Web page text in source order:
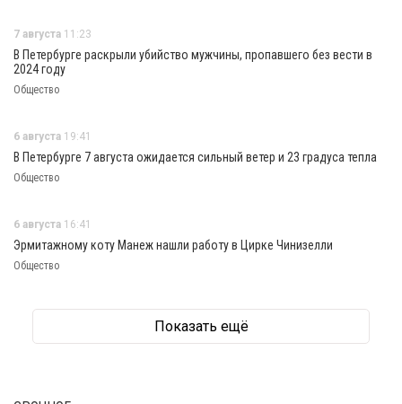
7 августа 11:23
В Петербурге раскрыли убийство мужчины, пропавшего без вести в
2024 году
Общество
6 августа 19:41
В Петербурге 7 августа ожидается сильный ветер и 23 градуса тепла
Общество
6 августа 16:41
Эрмитажному коту Манеж нашли работу в Цирке Чинизелли
Общество
Показать ещё